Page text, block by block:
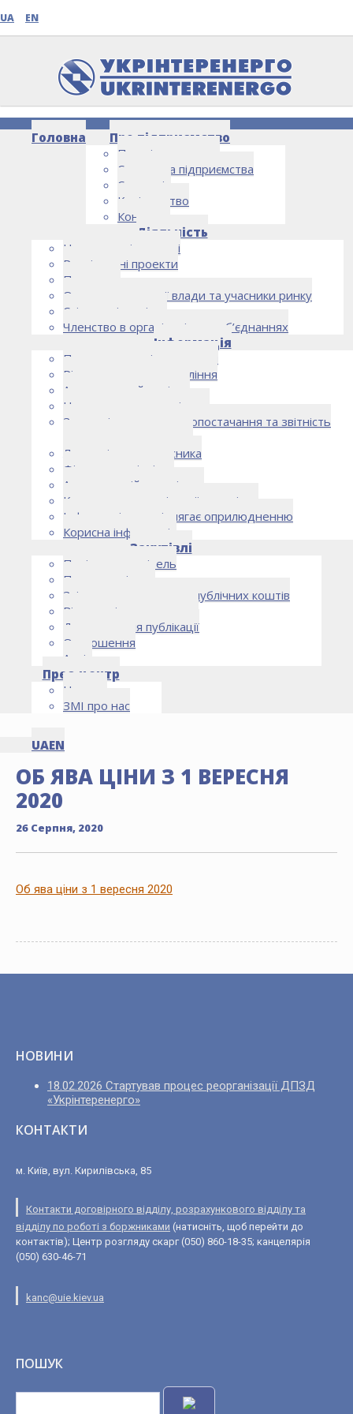
UA EN
Головна
Про підприємство
Про підприємство
Структура підприємства
Стратегія
Керівництво
Контакти
Діяльність
Напрямки діяльності
Реалізовані проекти
Партнери
Органи державної влади та учасники ринку
Спільна діяльність
Членство в організаціях та об’єднаннях
Інформація
Правоустановчі документи
Рішення органу управління
Аудиторський комітет
Нормативно-правові акти
Загальні умови електропостачання та звітність
Лист очікувань власника
Фінансова звітність
Антикорупційна політика
Кодекс етики та ділової поведінки
Інформація, що підлягає оприлюдненню
Корисна інформація
Закупівлі
Політика закупівель
План закупівель
Звіт про використання публічних коштів
Відомості про договори
Договори для публікації
Оголошення
Архів
Прес-центр
Новини
ЗМІ про нас
UAEN
НОВИНИ
ОБ ЯВА ЦІНИ З 1 ВЕРЕСНЯ
2020
26 Серпня, 2020
Об ява ціни з 1 вересня 2020
НОВИНИ
18.02.2026 Стартував процес реорганізації ДПЗД
«Укрінтеренерго»
КОНТАКТИ
м. Київ, вул. Кирилівська, 85
Контакти договірного відділу, розрахункового відділу та
відділу по роботі з боржниками (натисніть, щоб перейти до
контактів); Центр розгляду скарг (050) 860-18-35; канцелярія
(050) 630-46-71
kanc@uie.kiev.ua
ПОШУК